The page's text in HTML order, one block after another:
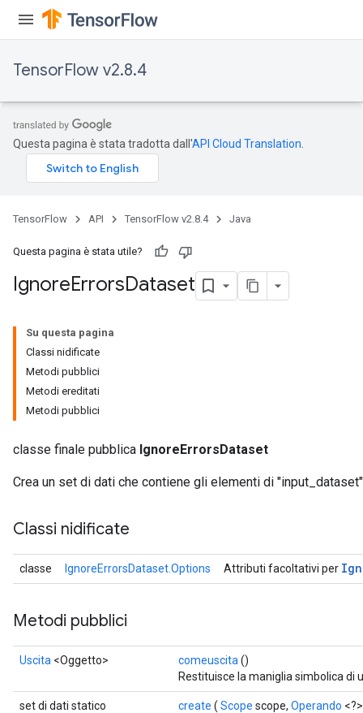
TensorFlow v2.8.4
Questa pagina è stata tradotta dall'API Cloud Translation
TensorFlow API TensorFlow v2.8.4 Java
Questa pagina è stata utile?
IgnoreErrorsDataset
Su questa pagina
Classi nidificate
Metodi pubblici
Metodi ereditati
Metodi pubblici
classe finale pubblica IgnoreErrorsDataset
Crea un set di dati che contiene gli elementi di
Classi nidificate
classe IgnoreErrorsDataset.Options Attributi facoltativi per
Metodi pubblici
Uscita <Oggetto> comeuscita ()
Restituisce la maniglia simbolica di
set di dati statico
create ( Scope scope, Operando